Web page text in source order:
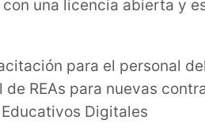
una licencia abierta y
para el personal
REAs para nuevas
Digitales